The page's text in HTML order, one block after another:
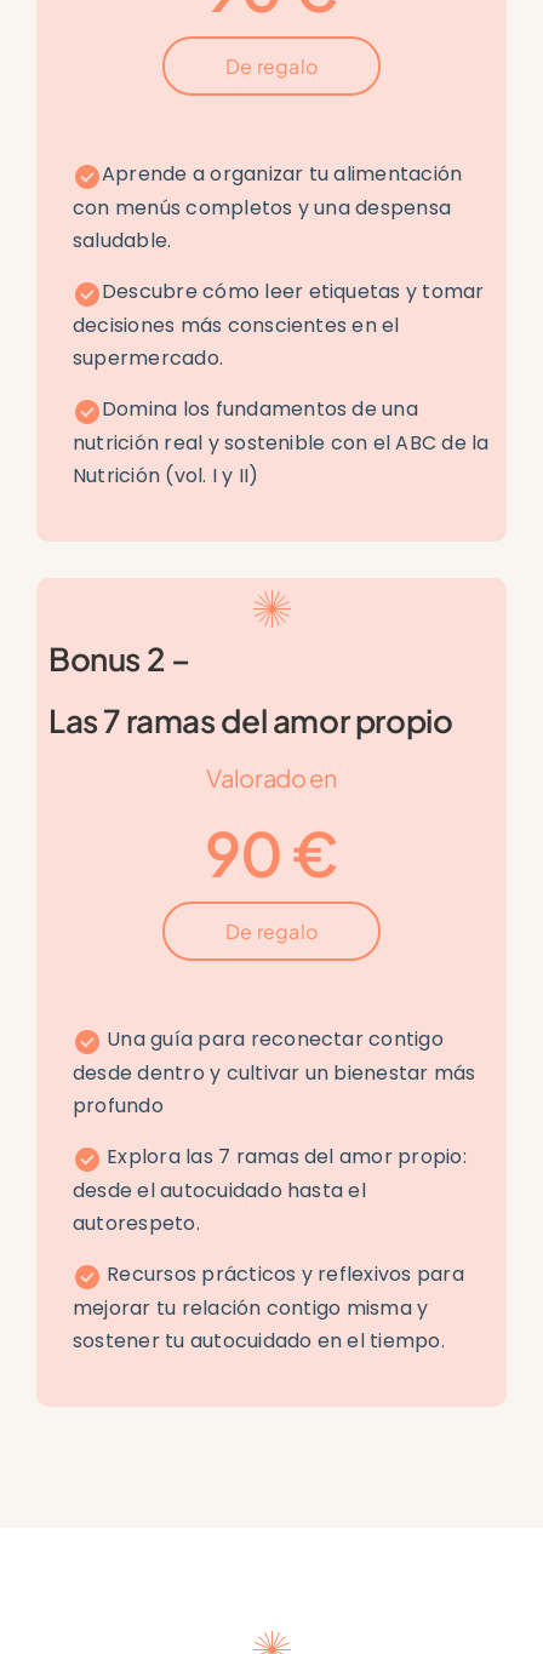
De regalo
Aprende a organizar tu alimentación
con menús completos y una despensa
saludable.
Descubre cómo leer etiquetas y tomar
decisiones más conscientes en el
supermercado.
Domina los fundamentos de una
nutrición real y sostenible con el ABC de la
Nutrición (vol. I y II)
Bonus 2 –
Las 7 ramas del amor propio
Valorado en
90 €
De regalo
Una guía para reconectar contigo
desde dentro y cultivar un bienestar más
profundo
Explora las 7 ramas del amor propio:
desde el autocuidado hasta el
autorespeto.
Recursos prácticos y reflexivos para
mejorar tu relación contigo misma y
sostener tu autocuidado en el tiempo.